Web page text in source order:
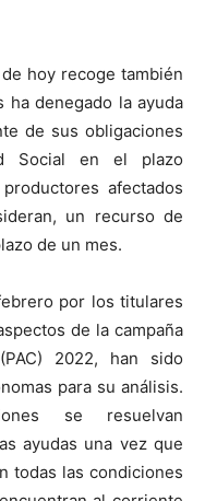
hoy recoge también
denegado la ayuda
de sus obligaciones
Social en el plazo
afectados
un recurso de
de un mes.
por los titulares
de la campaña
2022, han sido
para su análisis.
se resuelvan
ayudas una vez que
todas las condiciones